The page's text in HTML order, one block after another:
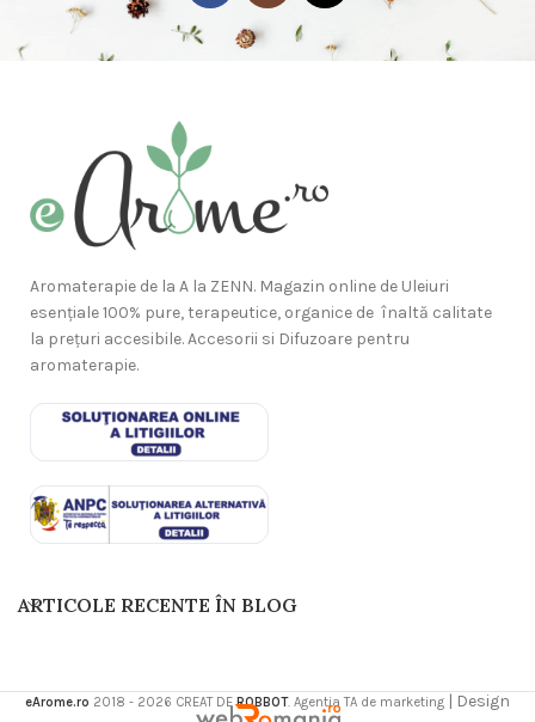
Aromaterapie de la A la ZENN. Magazin online de Uleiuri
esențiale 100% pure, terapeutice, organice de înaltă calitate
la prețuri accesibile. Accesorii si Difuzoare pentru
aromaterapie.
ARTICOLE RECENTE ÎN BLOG
eArome.ro 2018 - 2026 CREAT DEROBBOT. Agentia TA de marketing | Design